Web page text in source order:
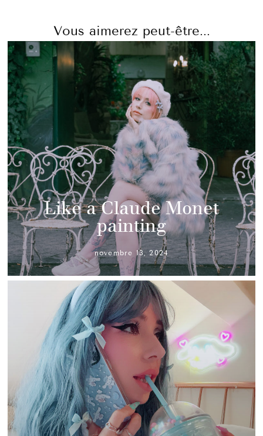
Vous aimerez peut-être...
Like a Claude Monet
painting
novembre 13, 2024